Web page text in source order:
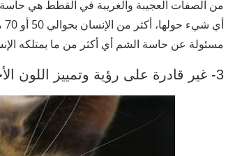
من الصفات العجيبة والغريبة في القطط هي حاسة
مسئولة عن حاسة الشم أي أكثر من ما يمتلكه
3- غير قادرة على رؤية وتمييز اللون الأحمر